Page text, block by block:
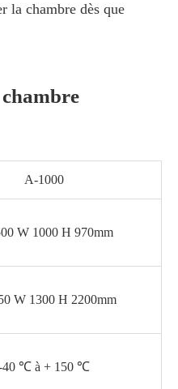
la chambre dès que
A-1000
W 1000 H 970mm
W 1300 H 2200mm
40 ℃ à + 150 ℃